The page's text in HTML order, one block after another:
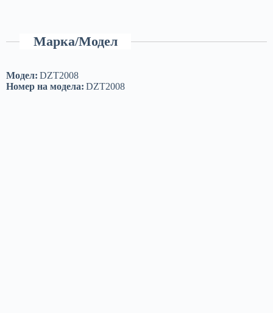
Марка/Модел
Модел: DZT2008
Номер на модела: DZT2008